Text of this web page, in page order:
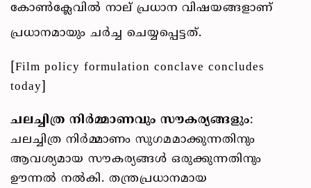
കോൺക്ലേവിൽ നാല് പ്രധാന വിഷയങ്ങളാണ്
പ്രധാനമായും ചർച്ച ചെയ്യപ്പെട്ടത്.
[Film policy formulation conclave concludes
today]
ചലച്ചിത്ര നിർമ്മാണവും സൗകര്യങ്ങളും:
ചലച്ചിത്ര നിർമ്മാണം സുഗമമാക്കുന്നതിനും
ആവശ്യമായ സൗകര്യങ്ങൾ ഒരുക്കുന്നതിനും
ഊന്നൽ നൽകി. തന്ത്രപ്രധാനമായ